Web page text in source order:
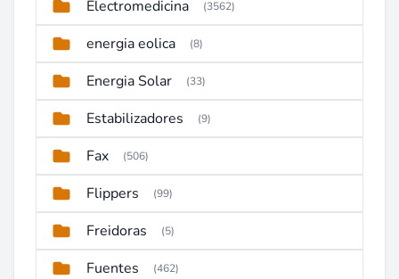
Electromedicina (3562)
energia eolica (8)
Energia Solar (33)
Estabilizadores (9)
Fax (506)
Flippers (99)
Freidoras (5)
Fuentes (462)